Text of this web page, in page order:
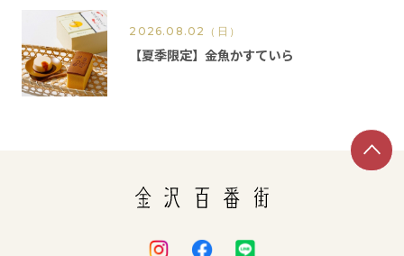
2026.08.02 （日）
【夏季限定】金魚かすていら